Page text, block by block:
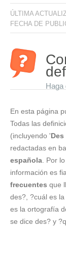
ÚLTIMA
FECHA DE
Haga
En esta página
Todas las
(incluyendo '
redactadas en
española . Por
información es
frecuentes que
des?, ?cuál es
es la ortografía
se dice des? y